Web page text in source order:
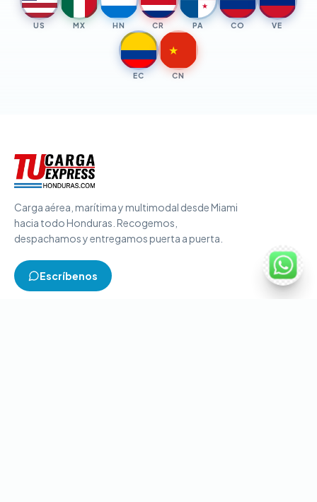
US MX HN CR
★
PA CO VE
EC
★
CN
Carga aérea, marítima y multimodal desde Miami
hacia todo Honduras. Recogemos,
despachamos y entregamos puerta a puerta.
Escríbenos